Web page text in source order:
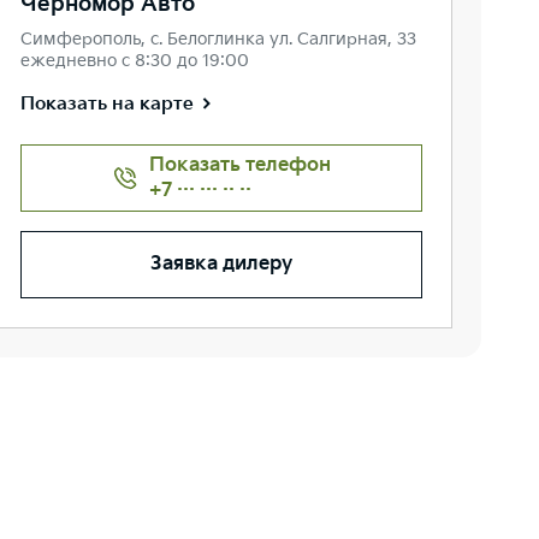
Симферополь, с. Белоглинка ул. Салгирная, 33
ежедневно с 8:30 до 19:00
Показать на карте
Показать телефон
+7 ··· ··· ·· ··
Заявка дилеру